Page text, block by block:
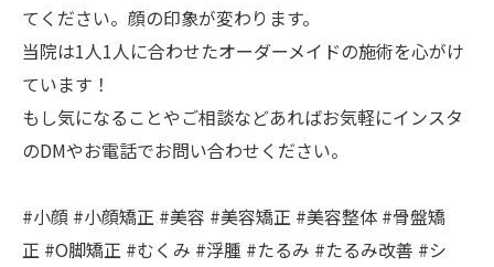
てください。顔の印象が変わります。
当院は1人1人に合わせたオーダーメイドの施術を心がけ
ています！
もし気になることやご相談などあればお気軽にインスタ
のDMやお電話でお問い合わせください。
#小顔 #小顔矯正 #美容 #美容矯正 #美容整体 #骨盤矯
正 #O脚矯正 #むくみ #浮腫 #たるみ #たるみ改善 #シ